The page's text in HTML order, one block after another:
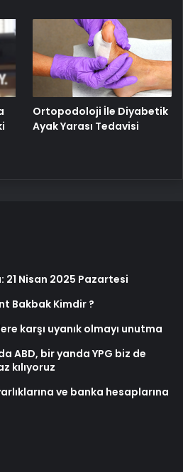
Ortopodoloji İle Diyabetik
Ayak Yarası Tedavisi
21 Nisan 2025 Pazartesi
Bakbak Kimdir ?
karşı uyanık olmayı unutma
ABD, bir yanda YPG biz de
kılıyoruz
ve banka hesaplarına